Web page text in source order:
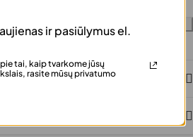
Į krepšelį
ir pasiūlymus el.
tai, kaip tvarkome jūsų
rasite mūsų privatumo